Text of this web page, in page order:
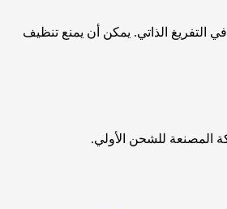
التفريغ الذاتي. يمكن أن يمنع تنظيف
المصنعة للشحن الأولي.